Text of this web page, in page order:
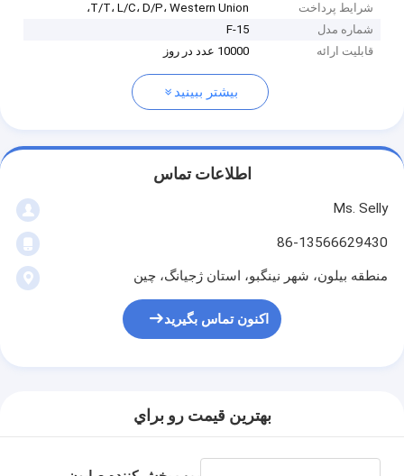
شرایط پرداخت
T/T، L/C، D/P، Western Union،
شماره مدل
F-15
قابلیت ارائه
10000 عدد در روز
بیشتر ببینید
اطلاعات تماس
Ms. Selly
86-13566629430
منطقه بیلون، شهر نینگبو، استان ژجیانگ، چین
اکنون تماس بگیرید
بهترين قيمت رو براي